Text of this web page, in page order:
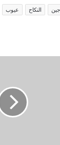
النكاح عيوب